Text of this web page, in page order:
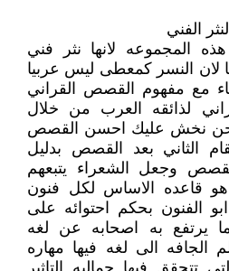
الفني
لانها نثر فني
لان النسر كمعطى ليس عربيا
مع مفهوم القصص القراني
لذائقه العرب من خلال
نحن نخش عليك احسن القصص
الثاني بعد القصص بدليل
وجعل الشعراء يتبعهم
هو قاعده الاساس لكل فنون
الفنون بحكم احتوائه على
يرتفع به اصحابه عن لغه
الجافه الى لغه فيها مهاره